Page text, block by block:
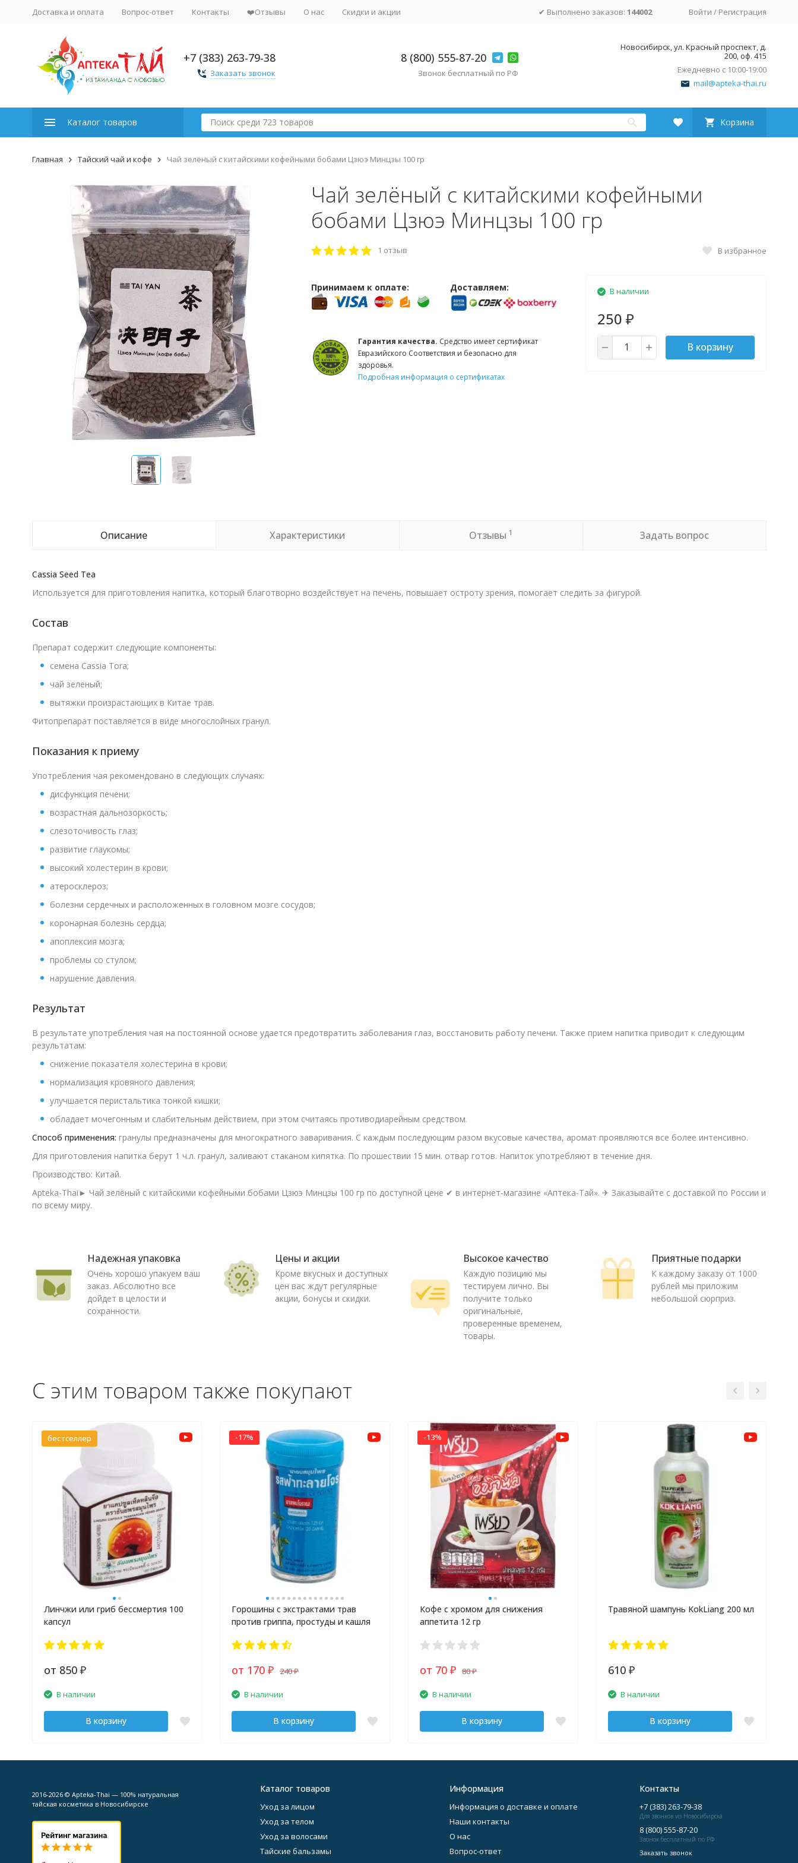
Доставка и оплата Вопрос-ответ Контакты ❤️Отзывы О нас Скидки и акции ✔ Выполнено заказов: 144002 Войти / Регистрация
+7 (383) 263-79-38
Заказать звонок
8 (800) 555-87-20
Звонок бесплатный по РФ
Новосибирск, ул. Красный проспект, д.
200, оф. 415
Ежедневно с 10:00-19:00
mail@apteka-thai.ru
Каталог товаров Корзина
Главная Тайский чай и кофе Чай зелёный с китайскими кофейными бобами Цзюэ Минцзы 100 гр
Чай зелёный с китайскими кофейными
бобами Цзюэ Минцзы 100 гр
1 отзыв В избранное
Принимаем к оплате: Доставляем:
Гарантия качества. Средство имеет сертификат
Евразийского Соответствия и безопасно для
здоровья.
Подробная информация о сертификатах
В наличии
250 ₽
В корзину
Описание Характеристики Отзывы 1 Задать вопрос
Cassia Seed Tea
Используется для приготовления напитка, который благотворно воздействует на печень, повышает остроту зрения, помогает следить за фигурой.
Состав
Препарат содержит следующие компоненты:
семена Cassia Tora;
чай зеленый;
вытяжки произрастающих в Китае трав.
Фитопрепарат поставляется в виде многослойных гранул.
Показания к приему
Употребления чая рекомендовано в следующих случаях:
дисфункция печени;
возрастная дальнозоркость;
слезоточивость глаз;
развитие глаукомы;
высокий холестерин в крови;
атеросклероз;
болезни сердечных и расположенных в головном мозге сосудов;
коронарная болезнь сердца;
апоплексия мозга;
проблемы со стулом;
нарушение давления.
Результат
В результате употребления чая на постоянной основе удается предотвратить заболевания глаз, восстановить работу печени. Также прием напитка приводит к следующим
результатам:
снижение показателя холестерина в крови;
нормализация кровяного давления;
улучшается перистальтика тонкой кишки;
обладает мочегонным и слабительным действием, при этом считаясь противодиарейным средством.
Способ применения: гранулы предназначены для многократного заваривания. С каждым последующим разом вкусовые качества, аромат проявляются все более интенсивно.
Для приготовления напитка берут 1 ч.л. гранул, заливают стаканом кипятка. По прошествии 15 мин. отвар готов. Напиток употребляют в течение дня.
Производство: Китай.
Apteka-Thai► Чай зелёный с китайскими кофейными бобами Цзюэ Минцзы 100 гр по доступной цене ✔ в интернет-магазине «Аптека-Тай». ✈ Заказывайте с доставкой по России и
по всему миру.
Надежная упаковка
Очень хорошо упакуем ваш
заказ. Абсолютно все
дойдет в целости и
сохранности.
Цены и акции
Кроме вкусных и доступных
цен вас ждут регулярные
акции, бонусы и скидки.
Высокое качество
Каждую позицию мы
тестируем лично. Вы
получите только
оригинальные,
проверенные временем,
товары.
Приятные подарки
К каждому заказу от 1000
рублей мы приложим
небольшой сюрприз.
С этим товаром также покупают
бестселлер
Линчжи или гриб бессмертия 100
капсул
от 850 ₽
В наличии
В корзину
-17%
Горошины с экстрактами трав
против гриппа, простуды и кашля
от 170₽ 240₽
В наличии
В корзину
-13%
Кофе с хромом для снижения
аппетита 12 гр
от 70 ₽ 80₽
В наличии
В корзину
Травяной шампунь KokLiang 200 мл
610 ₽
В наличии
В корзину
2016-2026 © Apteka-Thai — 100% натуральная
тайская косметика в Новосибирске
Каталог товаров
Уход за лицом
Уход за телом
Уход за волосами
Тайские бальзамы
Информация
Информация о доставке и оплате
Наши контакты
О нас
Вопрос-ответ
Контакты
+7 (383) 263-79-38
Для звонков из Новосибирска
8 (800) 555-87-20
Звонок бесплатный по РФ
Заказать звонок